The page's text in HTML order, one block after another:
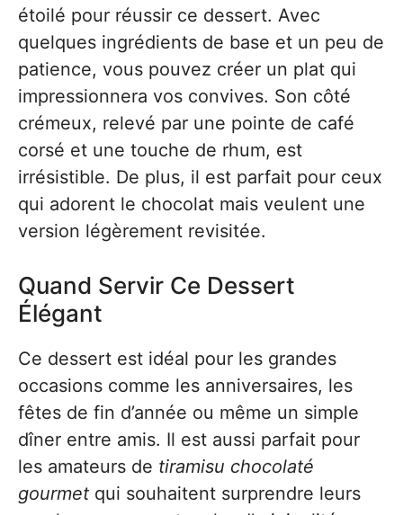
étoilé pour réussir ce dessert. Avec
quelques ingrédients de base et un peu de
patience, vous pouvez créer un plat qui
impressionnera vos convives. Son côté
crémeux, relevé par une pointe de café
corsé et une touche de rhum, est
irrésistible. De plus, il est parfait pour ceux
qui adorent le chocolat mais veulent une
version légèrement revisitée.
Quand Servir Ce Dessert
Élégant
Ce dessert est idéal pour les grandes
occasions comme les anniversaires, les
fêtes de fin d’année ou même un simple
dîner entre amis. Il est aussi parfait pour
les amateurs de tiramisu chocolaté
gourmet qui souhaitent surprendre leurs